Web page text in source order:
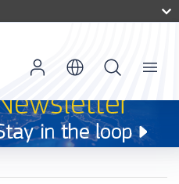
Menu